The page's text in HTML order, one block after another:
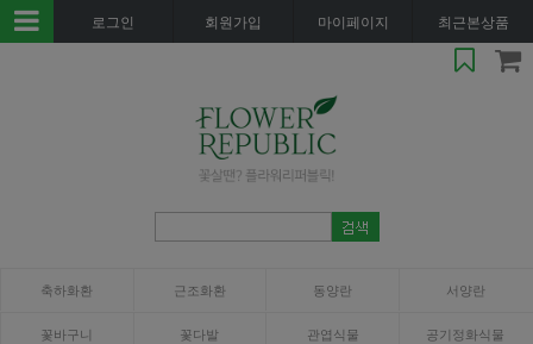
로그인 회원가입 마이페이지 최근본상품
축하화환 근조화환 동양란 서양란
꽃바구니 꽃다발 관엽식물 공기정화식물